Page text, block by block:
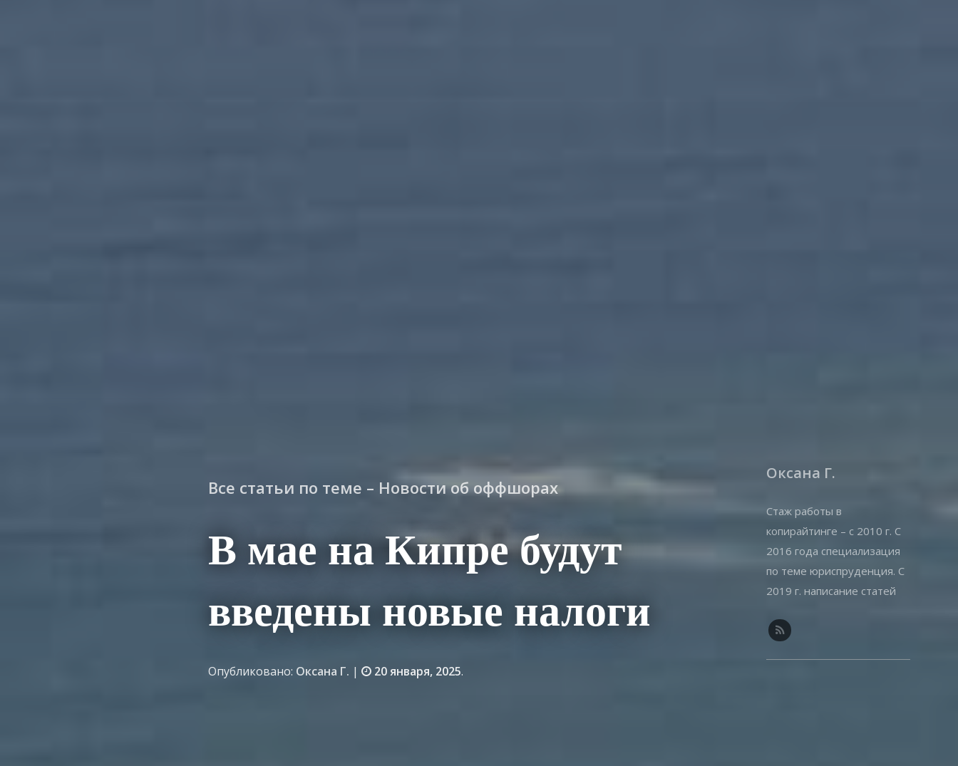
Все статьи по теме – Новости об оффшорах
В мае на Кипре будут
введены новые налоги
Опубликовано: Оксана Г. | 20 января, 2025.
Оксана Г.
Стаж работы в
копирайтинге – с 2010 г. С
2016 года специализация
по теме юриспруденция. С
2019 г. написание статей
оффшоры, корпоративные,